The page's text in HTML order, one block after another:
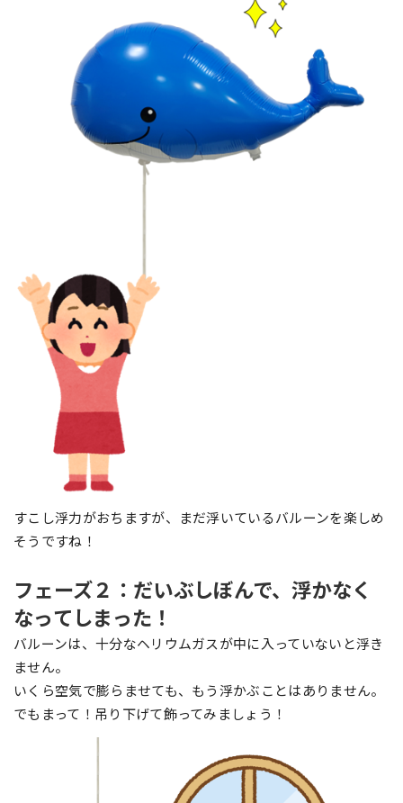
すこし浮力がおちますが、まだ浮いているバルーンを楽しめ
そうですね！
フェーズ２：だいぶしぼんで、浮かなく
なってしまった！
バルーンは、十分なヘリウムガスが中に入っていないと浮き
ません。
いくら空気で膨らませても、もう浮かぶことはありません。
でもまって！吊り下げて飾ってみましょう！